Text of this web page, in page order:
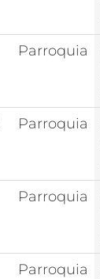
Parroquia
Parroquia
Parroquia
Parroquia